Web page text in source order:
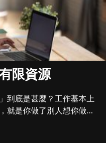
限資源
到底是甚麼？工作基本上
就是你做了別人想你做的